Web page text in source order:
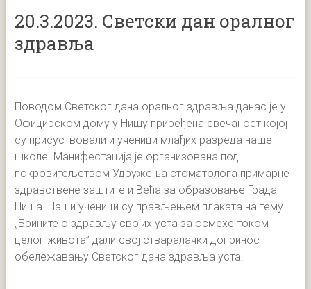
20.3.2023. Светски дан оралног
здравља
Поводом Светског дана оралног здравља данас је у
Официрском дому у Нишу приређена свечаност којој
су присуствовали и ученици млађих разреда наше
школе. Манифестација је организована под
покровитељством Удружења стоматолога примарне
здравствене заштите и Већа за образовање Града
Ниша. Наши ученици су прављењем плаката на тему
„Брините о здрављу својих уста за осмехе током
целог живота” дали свој стваралачки допринос
обележавању Светског дана здравља уста.